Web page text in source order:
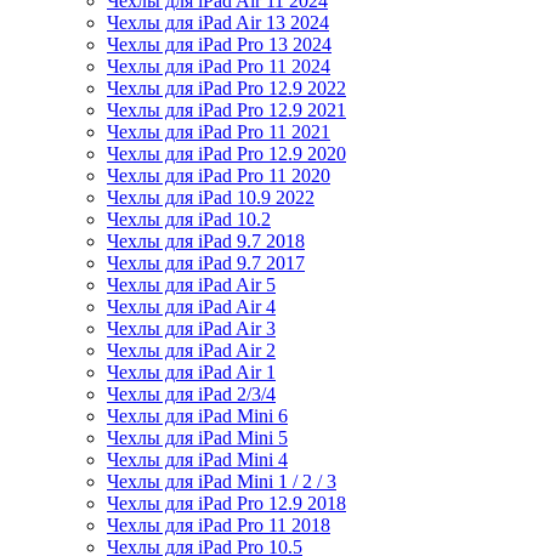
Чехлы для iPad Air 13 2024
Чехлы для iPad Pro 13 2024
Чехлы для iPad Pro 11 2024
Чехлы для iPad Pro 12.9 2022
Чехлы для iPad Pro 12.9 2021
Чехлы для iPad Pro 11 2021
Чехлы для iPad Pro 12.9 2020
Чехлы для iPad Pro 11 2020
Чехлы для iPad 10.9 2022
Чехлы для iPad 10.2
Чехлы для iPad 9.7 2018
Чехлы для iPad 9.7 2017
Чехлы для iPad Air 5
Чехлы для iPad Air 4
Чехлы для iPad Air 3
Чехлы для iPad Air 2
Чехлы для iPad Air 1
Чехлы для iPad 2/3/4
Чехлы для iPad Mini 6
Чехлы для iPad Mini 5
Чехлы для iPad Mini 4
Чехлы для iPad Mini 1 / 2 / 3
Чехлы для iPad Pro 12.9 2018
Чехлы для iPad Pro 11 2018
Чехлы для iPad Pro 10.5